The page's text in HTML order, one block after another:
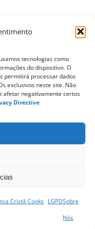
tecnologias como
do dispositivo. O
permitirá processar dados
exclusivos neste site. Não
afetar negativamente certos
Directive
Cristã Cooks LGPDSobre
Nós
ePrivacidade)
Protection
Act)